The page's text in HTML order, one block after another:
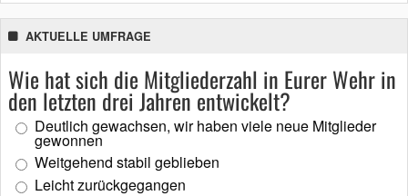
AKTUELLE UMFRAGE
Wie hat sich die Mitgliederzahl in Eurer Wehr in
den letzten drei Jahren entwickelt?
Deutlich gewachsen, wir haben viele neue Mitglieder
gewonnen
Weitgehend stabil geblieben
Leicht zurückgegangen